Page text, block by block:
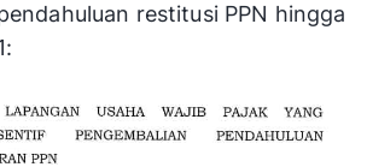
restitusi PPN hingga